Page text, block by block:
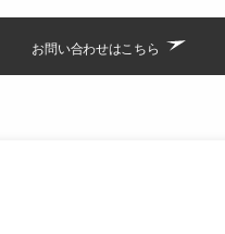
お問い合わせはこちら